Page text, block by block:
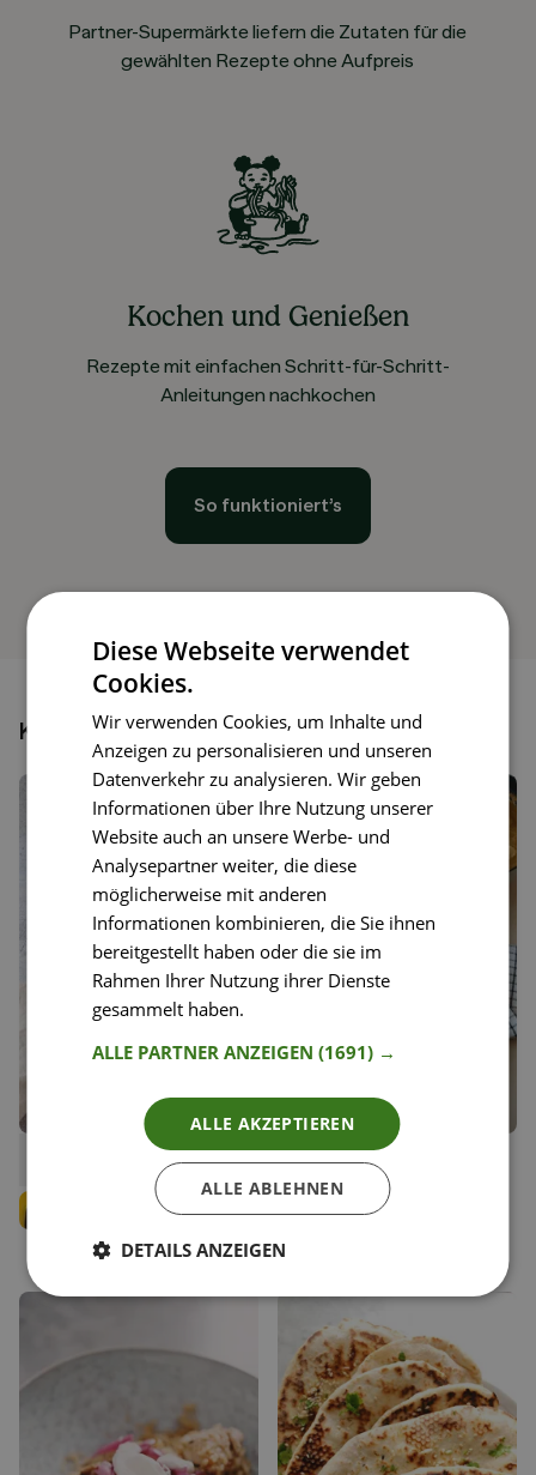
Partner-Supermärkte liefern die Zutaten für die
gewählten Rezepte ohne Aufpreis
Kochen und Genießen
Rezepte mit einfachen Schritt-für-Schritt-
Anleitungen nachkochen
So funktioniert’s
Könnte dir auch gefallen
Speichern
Vegetarisches Linsencurry
Michael Urban
18
Speichern
Cremiges veganes Tikka
Masala
Guillermo Seis
Diese Webseite verwendet
Cookies.
Wir verwenden Cookies, um Inhalte und
Anzeigen zu personalisieren und unseren
Datenverkehr zu analysieren. Wir geben
Informationen über Ihre Nutzung unserer
Website auch an unsere Werbe- und
Analysepartner weiter, die diese
möglicherweise mit anderen
Informationen kombinieren, die Sie ihnen
bereitgestellt haben oder die sie im
Rahmen Ihrer Nutzung ihrer Dienste
gesammelt haben.
ALLE PARTNER ANZEIGEN(1691) →
ALLE AKZEPTIEREN
ALLE ABLEHNEN
DETAILS ANZEIGEN